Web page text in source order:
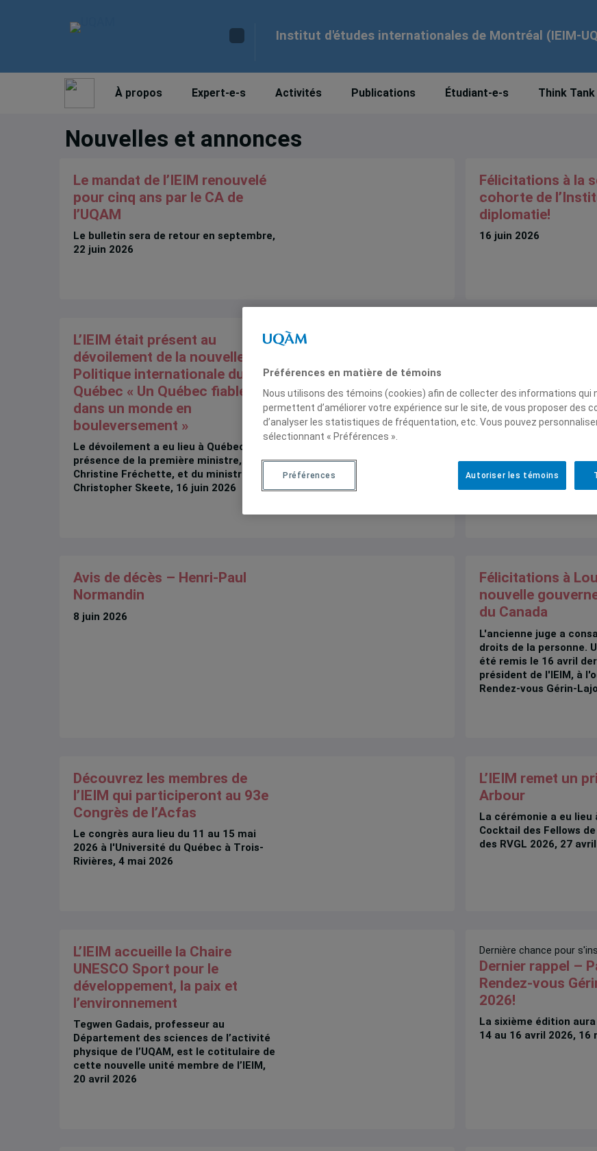
Institut d'études internationales de Montréal (IEIM-
À propos Expert-e-s Activités Publications Étudiant-e-s Think Tank
Nouvelles et annonces
Le mandat de l’IEIM renouvelé
pour cinq ans par le CA de
l’UQAM
Le bulletin sera de retour en septembre,
22 juin 2026
Félicitations à la
cohorte de
diplomatie!
16 juin 2026
L’IEIM était présent au
dévoilement de la nouvelle
Politique internationale du
Québec « Un Québec fiable
dans un monde en
bouleversement »
Le dévoilement a eu lieu à Québec en
présence de la première ministre,
Christine Fréchette, et du ministre
Christopher Skeete, 16 juin 2026
témoignages reçus à la
l’annonce de son
Avis de décès – Henri-Paul
Normandin
8 juin 2026
Félicitations à
nouvelle
du Canada
L'ancienne juge a
droits de la personne.
été remis le 16 avril
président de l'IEIM, à
Rendez-vous Gérin-
Découvrez les membres de
l’IEIM qui participeront au 93e
Congrès de l’Acfas
Le congrès aura lieu du 11 au 15 mai
2026 à l'Université du Québec à Trois-
Rivières, 4 mai 2026
L’IEIM remet un
Arbour
La cérémonie a eu lieu
Cocktail des Fellows
des RVGL 2026, 27
L’IEIM accueille la Chaire
UNESCO Sport pour le
développement, la paix et
l’environnement
Tegwen Gadais, professeur au
Département des sciences de l’activité
physique de l’UQAM, est le cotitulaire de
cette nouvelle unité membre de l’IEIM,
20 avril 2026
Dernière chance pour
Dernier rappel –
Rendez-vous
2026!
La sixième édition aura
14 au 16 avril 2026, 16
Préférences en matière de témoins
Nous utilisons des témoins (cookies) afin de collecter des informations qui
permettent d’améliorer votre expérience sur le site, de vous proposer des
d’analyser les statistiques de fréquentation, etc. Vous pouvez
sélectionnant « Préférences ».
Autoriser les témoins
Préférences